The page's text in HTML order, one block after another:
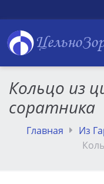
Кольцо из
соратника
Главная Из